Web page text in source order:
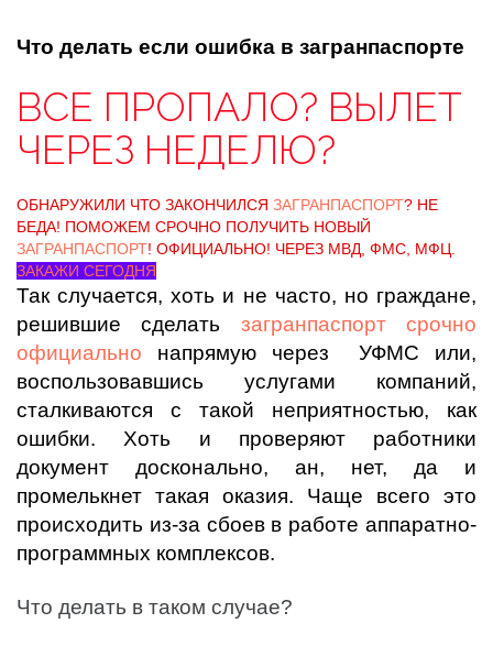
Что делать если ошибка в загранпаспорте
ВСЕ ПРОПАЛО? ВЫЛЕТ
ЧЕРЕЗ НЕДЕЛЮ?
ОБНАРУЖИЛИ ЧТО ЗАКОНЧИЛСЯ ЗАГРАНПАСПОРТ? НЕ
БЕДА! ПОМОЖЕМ СРОЧНО ПОЛУЧИТЬ НОВЫЙ
ЗАГРАНПАСПОРТ! ОФИЦИАЛЬНО! ЧЕРЕЗ МВД, ФМС, МФЦ.
ЗАКАЖИ СЕГОДНЯ
Так случается, хоть и не часто, но граждане,
решившие сделать загранпаспорт срочно
официально напрямую через УФМС или,
воспользовавшись услугами компаний,
сталкиваются с такой неприятностью, как
ошибки. Хоть и проверяют работники
документ досконально, ан, нет, да и
промелькнет такая оказия. Чаще всего это
происходить из-за сбоев в работе аппаратно-
программных комплексов.
Что делать в таком случае?